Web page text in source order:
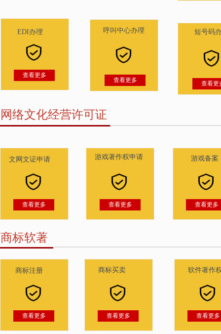
网络文化经营许可证
EDI办理
查看更多
文网文证申请
查看更多
游戏著作权申请
查看更多
短号码
查看更
呼叫中心办理
查看更多
查看更多
游戏备案
商标软著
查看更多
商标注册
查看更多
商标买卖 软件著作
查看更多